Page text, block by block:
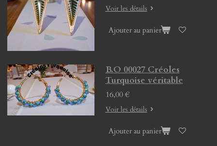
Voir les détails
Ajouter au panier
B.O 00027 Créoles
Turquoise véritable
16,00 €
Voir les détails
Ajouter au panier